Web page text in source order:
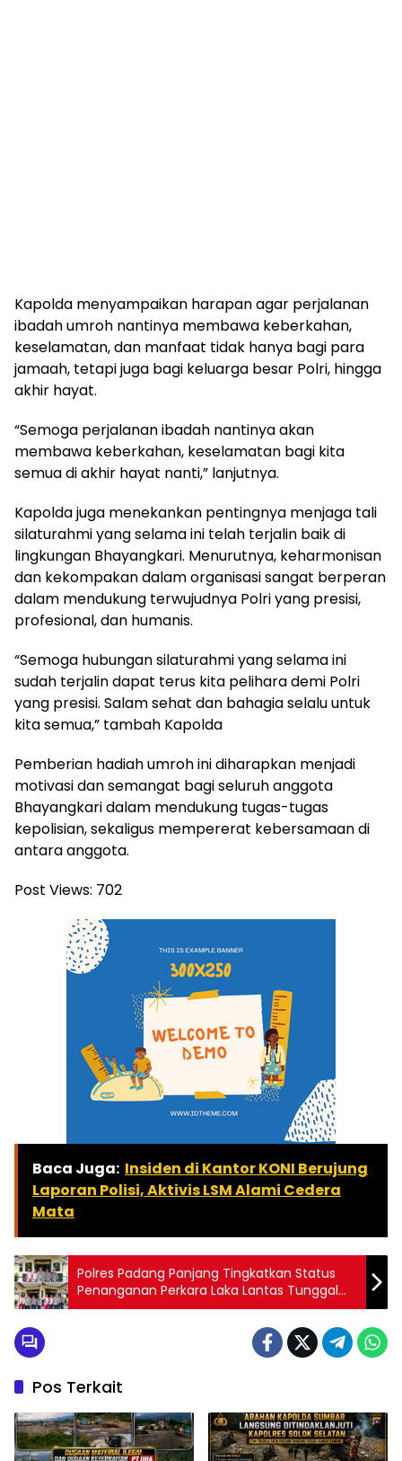
Kapolda menyampaikan harapan agar perjalanan
ibadah umroh nantinya membawa keberkahan,
keselamatan, dan manfaat tidak hanya bagi para
jamaah, tetapi juga bagi keluarga besar Polri, hingga
akhir hayat.
“Semoga perjalanan ibadah nantinya akan
membawa keberkahan, keselamatan bagi kita
semua di akhir hayat nanti,” lanjutnya.
Kapolda juga menekankan pentingnya menjaga tali
silaturahmi yang selama ini telah terjalin baik di
lingkungan Bhayangkari. Menurutnya, keharmonisan
dan kekompakan dalam organisasi sangat berperan
dalam mendukung terwujudnya Polri yang presisi,
profesional, dan humanis.
“Semoga hubungan silaturahmi yang selama ini
sudah terjalin dapat terus kita pelihara demi Polri
yang presisi. Salam sehat dan bahagia selalu untuk
kita semua,” tambah Kapolda
Pemberian hadiah umroh ini diharapkan menjadi
motivasi dan semangat bagi seluruh anggota
Bhayangkari dalam mendukung tugas-tugas
kepolisian, sekaligus mempererat kebersamaan di
antara anggota.
Post Views: 702
Baca Juga: Insiden di Kantor KONI Berujung
Laporan Polisi, Aktivis LSM Alami Cedera
Mata
Polres Padang Panjang Tingkatkan Status
Penanganan Perkara Laka Lantas Tunggal
Bus ALS ke Tahap Penyidikan, 12 Korban
Pos Terkait